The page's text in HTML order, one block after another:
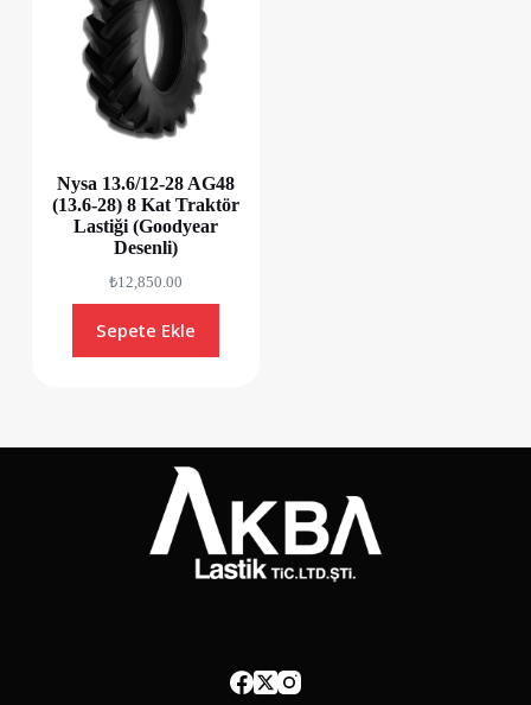
Nysa 13.6/12-28 AG48
(13.6-28) 8 Kat Traktör
Lastiği (Goodyear
Desenli)
₺12,850.00
Sepete Ekle